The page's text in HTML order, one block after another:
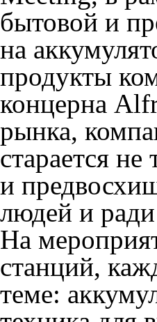
бытовой и
на
продукты
концерна
рынка,
старается
и
людей и
На
станций,
теме: